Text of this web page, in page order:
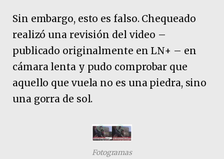
Sin embargo, esto es falso. Chequeado
realizó una revisión del video –
publicado originalmente en LN+ – en
cámara lenta y pudo comprobar que
aquello que vuela no es una piedra, sino
una gorra de sol.
Fotogramas